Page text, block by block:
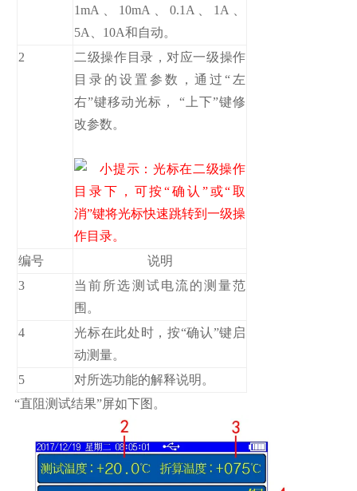
1mA、10mA、0.1A、1A、
5A、10A和自动。
2
二级操作目录，对应一级操作
目录的设置参数，通过“左
右”键移动光标， “上下”键修
改参数。
小提示：光标在二级操作
目录下，可按“确认”或“取
消”键将光标快速跳转到一级操
作目录。
编号
说明
3
当前所选测试电流的测量范
围。
4
光标在此处时，按“确认”键启
动测量。
5
对所选功能的解释说明。
“直阻测试结果”屏如下图。